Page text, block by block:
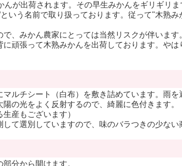
が出荷されます。その早生みかんをギリギリ
いう名前で取り扱っております。従って"木熟み
、みかん農家にとっては当然リスクが伴いま
頑張って木熟みかんを出荷しております。や
マルチシート（白布）を敷き詰めています。雨
陽の光をよく反射するので、綺麗に色付きます
産もございます）
て選別していますので、味のバラつきの少ない
分から開けます。